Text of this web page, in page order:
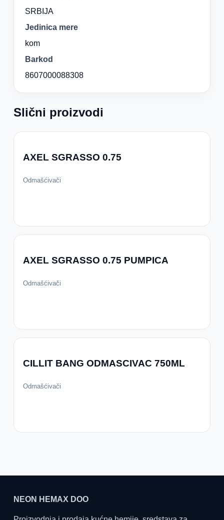
SRBIJA
Jedinica mere
kom
Barkod
8607000088308
Slični proizvodi
AXEL SGRASSO 0.75
Odmašćivači
AXEL SGRASSO 0.75 PUMPICA
Odmašćivači
CILLIT BANG ODMASCIVAC 750ML
Odmašćivači
NEON HEMAX DOO